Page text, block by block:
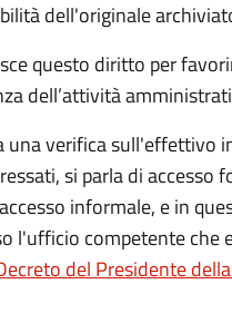
dell'originale
questo diritto per
dell’attività
una verifica sull'effettivo
si parla di accesso
informale, e in
l'ufficio competente che
del Presidente